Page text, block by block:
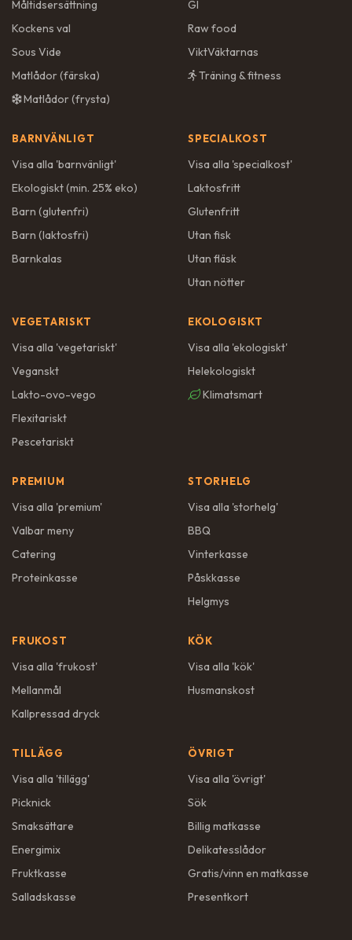
Måltidsersättning
Kockens val
Sous Vide
Matlådor (färska)
Matlådor (frysta)
GI
Raw food
ViktVäktarnas
Träning & fitness
BARNVÄNLIGT
Visa alla 'barnvänligt'
Ekologiskt (min. 25% eko)
Barn (glutenfri)
Barn (laktosfri)
Barnkalas
SPECIALKOST
Visa alla 'specialkost'
Laktosfritt
Glutenfritt
Utan fisk
Utan fläsk
Utan nötter
VEGETARISKT
Visa alla 'vegetariskt'
Veganskt
Lakto-ovo-vego
Flexitariskt
Pescetariskt
EKOLOGISKT
Visa alla 'ekologiskt'
Helekologiskt
Klimatsmart
PREMIUM
Visa alla 'premium'
Valbar meny
Catering
Proteinkasse
STORHELG
Visa alla 'storhelg'
BBQ
Vinterkasse
Påskkasse
Helgmys
FRUKOST
Visa alla 'frukost'
Mellanmål
Kallpressad dryck
KÖK
Visa alla 'kök'
Husmanskost
TILLÄGG
Visa alla 'tillägg'
Picknick
Smaksättare
Energimix
Fruktkasse
Salladskasse
ÖVRIGT
Visa alla 'övrigt'
Sök
Billig matkasse
Delikatesslådor
Gratis/vinn en matkasse
Presentkort